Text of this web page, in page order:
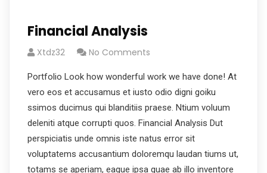
Financial Analysis
Xtdz32 No Comments
Portfolio Look how wonderful work we have done! At
vero eos et accusamus et iusto odio digni goiku
ssimos ducimus qui blanditiis praese. Ntium voluum
deleniti atque corrupti quos. Financial Analysis Dut
perspiciatis unde omnis iste natus error sit
voluptatems accusantium doloremqu laudan tiums ut,
totams se aperiam, eaque ipsa quae ab illo inventore